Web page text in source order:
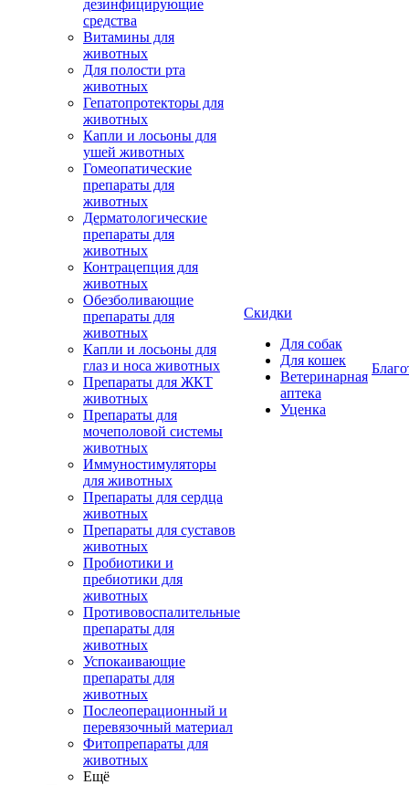
дезинфицирующие
средства
Витамины для
животных
Для полости рта
животных
Гепатопротекторы для
животных
Капли и лосьоны для
ушей животных
Гомеопатические
препараты для
животных
Дерматологические
препараты для
животных
Контрацепция для
животных
Обезболивающие
препараты для
животных
Капли и лосьоны для
глаз и носа животных
Препараты для ЖКТ
животных
Препараты для
мочеполовой системы
животных
Иммуностимуляторы
для животных
Препараты для сердца
животных
Препараты для суставов
животных
Пробиотики и
пребиотики для
животных
Противовоспалительные
препараты для
животных
Успокаивающие
препараты для
животных
Послеоперационный и
перевязочный материал
Фитопрепараты для
животных
Ещё
Скидки
Для собак
Для кошек
Ветеринарная
аптека
Уценка